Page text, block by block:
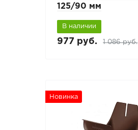
125/90 мм
В наличии
977 руб. 1 086 руб.
Новинка